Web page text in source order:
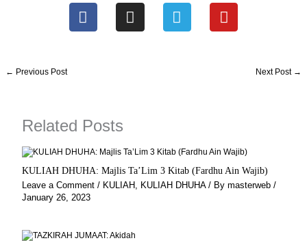
F
a
k
I
n
T
e
Y
o
← Previous Post Next Post →
Related Posts
KULIAH DHUHA: Majlis Ta’Lim 3 Kitab (Fardhu Ain Wajib)
Leave a Comment / KULIAH, KULIAH DHUHA/ By masterweb /
January 26, 2023